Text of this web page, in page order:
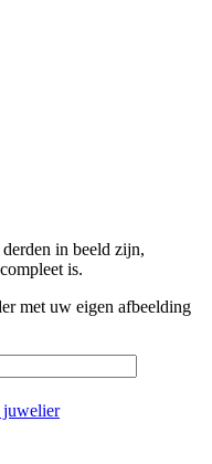
in beeld zijn,
is.
met uw eigen afbeelding
juwelier